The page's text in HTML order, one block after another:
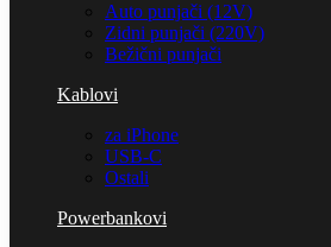
Auto punjači (12V)
Zidni punjači (220V)
Bežični punjači
Kablovi
za iPhone
USB-C
Ostali
Powerbankovi